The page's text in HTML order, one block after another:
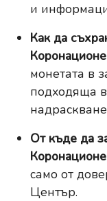
и
Как да
монетата в
подходяща
От къде да
само от
Център.